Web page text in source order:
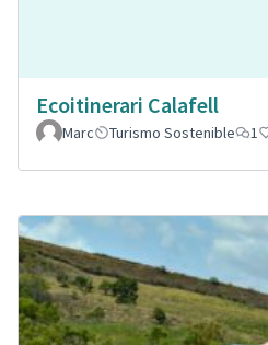
Ecoitinerari Calafell
Marc
Turismo Sostenible 1